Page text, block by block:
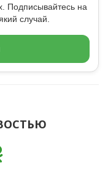
Подписывайтесь на
случай.